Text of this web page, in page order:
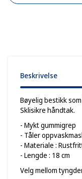
Beskrivelse
Bøyelig bestikk
Sklisikre håndtak.
- Mykt gummigrep
- Tåler
- Materiale :
- Lengde : 18 cm
Velg mellom